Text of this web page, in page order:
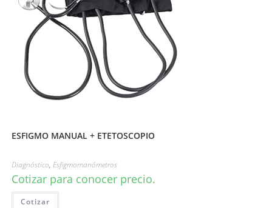
ESFIGMO MANUAL + ETETOSCOPIO
Diagnóstico, Esfigmomanómetros
Cotizar para conocer precio.
Cotizar